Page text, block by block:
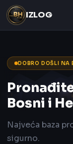
IZLOG
DOBRO DOŠLI NA
Bosni i
Najveća baza
sigurno.